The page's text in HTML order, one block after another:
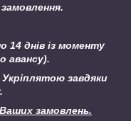
14 днів із моменту
авансу).
завдяки
замовлень.